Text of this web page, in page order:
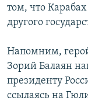
том, что
другого
Напомним,
Зорий Балаян
президенту
ссылаясь на